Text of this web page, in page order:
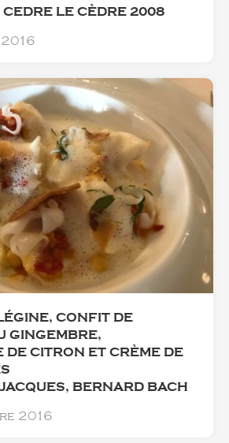
LE CÈDRE 2008
CONFIT DE
GINGEMBRE,
DE CITRON ET CRÈME DE
BERNARD BACH
2016